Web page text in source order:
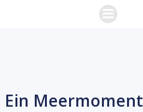
Zum
Inhalt
Ein Meermoment